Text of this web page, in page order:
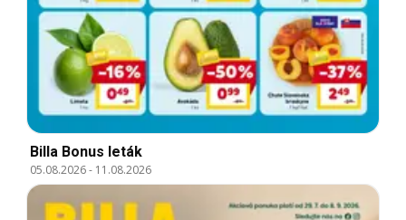
Billa Bonus leták
05.08.2026- 11.08.2026